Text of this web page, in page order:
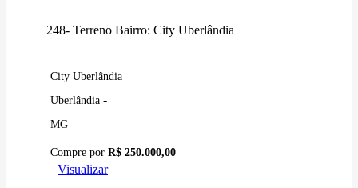
248- Terreno Bairro: City Uberlândia
City Uberlândia
Uberlândia -
MG
Compre por R$ 250.000,00
Visualizar